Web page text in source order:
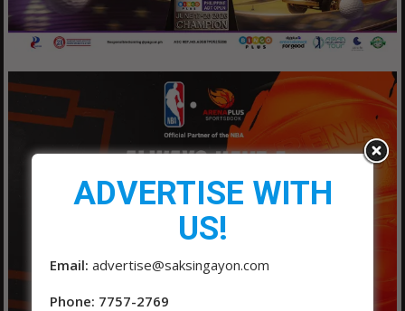
ADVERTISE WITH
US!
Email: advertise@saksingayon.com
Phone: 7757-2769